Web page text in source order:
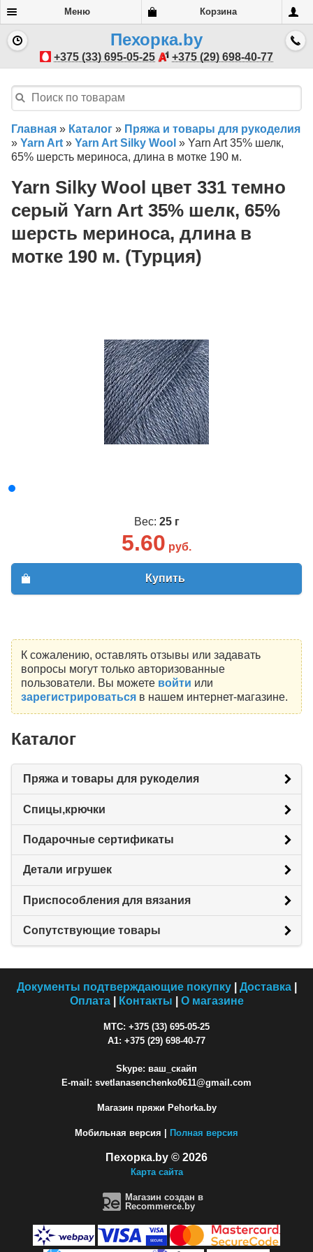
Меню Корзина
Пехорка.by
+375 (33) 695-05-25 +375 (29) 698-40-77
Главная » Каталог » Пряжа и товары для рукоделия
» Yarn Art » Yarn Art Silky Wool » Yarn Art 35% шелк,
65% шерсть мериноса, длина в мотке 190 м.
Yarn Silky Wool цвет 331 темно
серый Yarn Art 35% шелк, 65%
шерсть мериноса, длина в
мотке 190 м. (Турция)
Вес: 25 г
5.60 руб.
Купить
К сожалению, оставлять отзывы или задавать
вопросы могут только авторизованные
пользователи. Вы можете войти или
зарегистрироватьсяв нашем интернет-магазине.
Каталог
Пряжа и товары для рукоделия
Спицы,крючки
Подарочные сертификаты
Детали игрушек
Приспособления для вязания
Сопутствующие товары
Документы подтверждающие покупку| Доставка|
Оплата| Контакты О магазине
МТС: +375 (33) 695-05-25
A1: +375 (29) 698-40-77
Skype: ваш_скайп
E-mail: svetlanasenchenko0611@gmail.com
Магазин пряжи Pehorka.by
Мобильная версия | Полная версия
Пехорка.by © 2026
Карта сайта
Магазин создан в
Recommerce.by